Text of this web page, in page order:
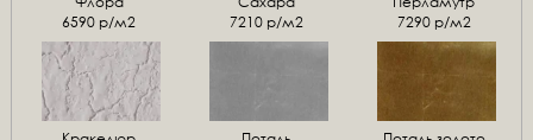
6590 р/м2
7210 р/м2
7290 р/м2